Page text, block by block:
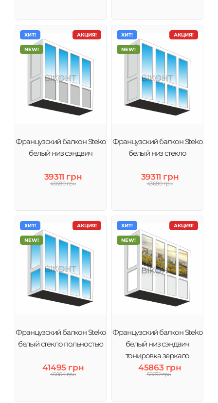
АКЦИЯ!
ХИТ!
NEW!
Французский балкон Steko
белый низ сэндвич
39311 грн
43680 грн
АКЦИЯ!
ХИТ!
NEW!
Французский балкон Steko
белый низ стекло
39311 грн
43680 грн
АКЦИЯ!
ХИТ!
NEW!
Французский балкон Steko
белый стекло польностью
41495 грн
45864 грн
АКЦИЯ!
ХИТ!
NEW!
Французский балкон Steko
белый низ сэндвич
тонировка зеркало
45863 грн
50232 грн